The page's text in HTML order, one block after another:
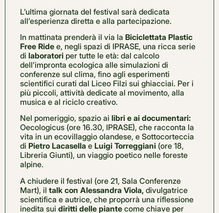
L’ultima giornata del festival sarà dedicata
all’esperienza diretta e alla partecipazione.
In mattinata prenderà il via la Biciclettata Plastic
Free Ride e, negli spazi di IPRASE, una ricca serie
dilaboratori per tutte le età: dal calcolo
dell’impronta ecologica alle simulazioni di
conferenze sul clima, fino agli esperimenti
scientifici curati dal Liceo Filzi sui ghiacciai. Per i
più piccoli, attività dedicate al movimento, alla
musica e al riciclo creativo.
Nel pomeriggio, spazio ailibri e ai documentari:
Oecologicus (ore 16.30, IPRASE), che racconta la
vita in un ecovillaggio olandese, e Sottocorteccia
di Pietro Lacasellae Luigi Torreggiani (ore 18,
Libreria Giunti), un viaggio poetico nelle foreste
alpine.
A chiudere il festival (ore 21, Sala Conferenze
Mart), il talk con Alessandra Viola,divulgatrice
scientifica e autrice, che proporrà una riflessione
inedita suidiritti delle piantecome chiave per